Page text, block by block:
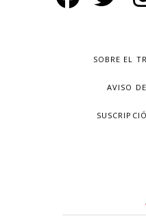
SOBRE EL
AVISO